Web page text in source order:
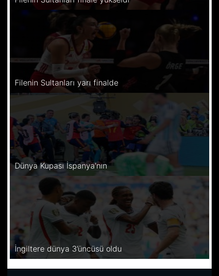
Filenin Sultanları yarı finalde
Dünya Kupası İspanya’nın
İngiltere dünya 3’üncüsü oldu